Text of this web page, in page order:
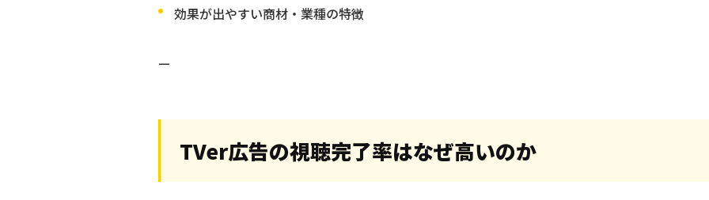
効果が出やすい商材・業種の特徴
—
TVer広告の視聴完了率はなぜ高いのか